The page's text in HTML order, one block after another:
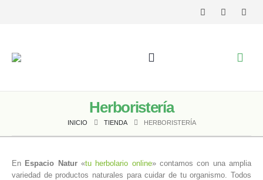
Herboristería
INICIO TIENDA HERBORISTERÍA
En Espacio Natur«tu herbolario online» contamos con una amplia
variedad de productos naturales para cuidar de tu organismo. Todos